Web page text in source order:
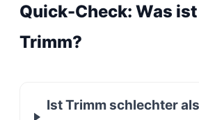
Quick-Check: Was ist
Trimm?
Ist Trimm schlechter